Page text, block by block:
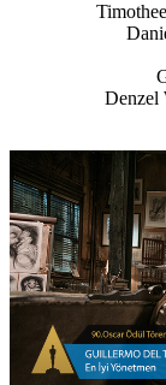
Denzel